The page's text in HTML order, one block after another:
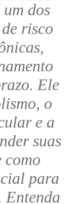
dos
risco
Ele
o
e a
suas
como
para
Entenda